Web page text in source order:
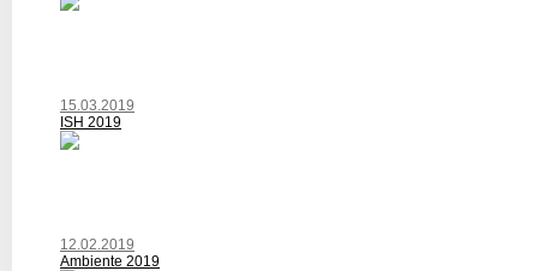
15.03.2019
ISH 2019
12.02.2019
Ambiente 2019